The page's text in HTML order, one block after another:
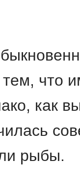
что
как
рыбы.